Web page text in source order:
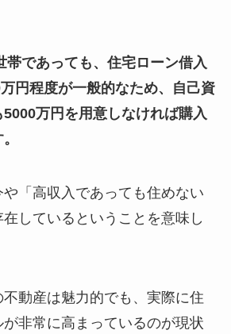
帯であっても、住宅ローン借入
円程度が一般的なため、自己資
万円を用意しなければ購入
「高収入であっても住めない
しているということを意味し
動産は魅力的でも、実際に住
非常に高まっているのが現状